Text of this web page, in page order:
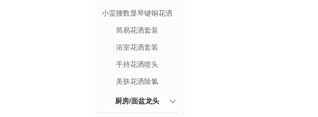
小蛮腰数显琴键铜花洒
简易花洒套装
浴室花洒套装
手持花洒喷头
美肤花洒除氯
厨房/面盆龙头